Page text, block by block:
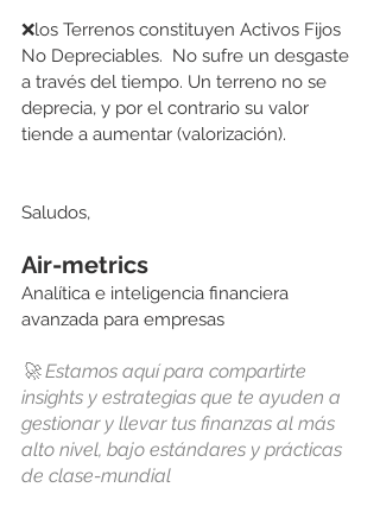
❌los Terrenos constituyen Activos Fijos
No Depreciables.  No sufre un desgaste
a través del tiempo. Un terreno no se
deprecia, y por el contrario su valor
tiende a aumentar (valorización).
Saludos,
Air-metrics
Analítica e inteligencia financiera
avanzada para empresas
🚀 Estamos aquí para compartirte
insights y estrategias que te ayuden a
gestionar y llevar tus finanzas al más
alto nivel, bajo estándares y prácticas
de clase-mundial